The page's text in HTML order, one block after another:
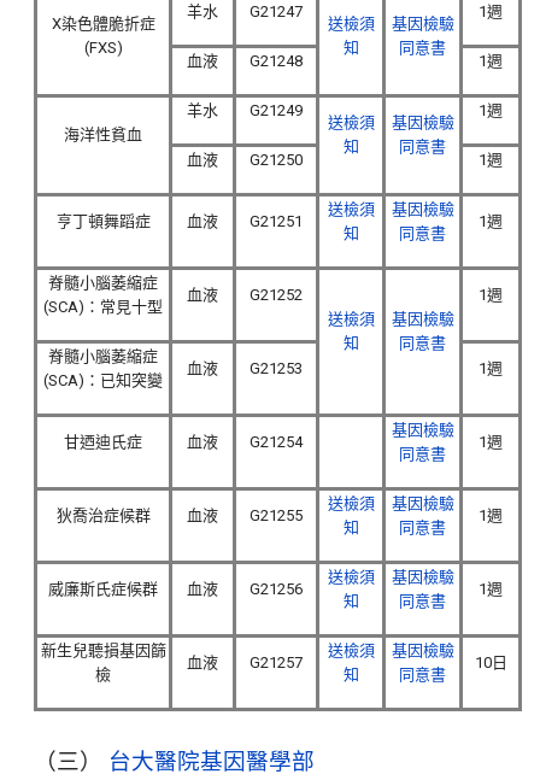
X染色體脆折症
(FXS)
羊水 G21247
送檢須
知
基因檢驗
同意書
1週
血液 G21248 1週
海洋性貧血
羊水 G21249
送檢須
知
基因檢驗
同意書
1週
血液 G21250 1週
亨丁頓舞蹈症 血液 G21251
送檢須
知
基因檢驗
同意書
1週
脊髓小腦萎縮症
(SCA)：常見十型
血液
G21252
送檢須
知
基因檢驗
同意書
1週
脊髓小腦萎縮症
(SCA)：已知突變
血液 G21253 1週
甘迺迪氏症 血液 G21254
基因檢驗
同意書
1週
狄喬治症候群 血液 G21255
送檢須
知
基因檢驗
同意書
1週
威廉斯氏症候群 血液 G21256
送檢須
知
基因檢驗
同意書
1週
新生兒聽損基因篩
檢
血液 G21257
送檢須
知
基因檢驗
同意書
10日
（三） 台大醫院基因醫學部